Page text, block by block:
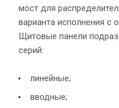
мост для
варианта исполнения с
Щитовые панели
серий:
линейные;
вводные;